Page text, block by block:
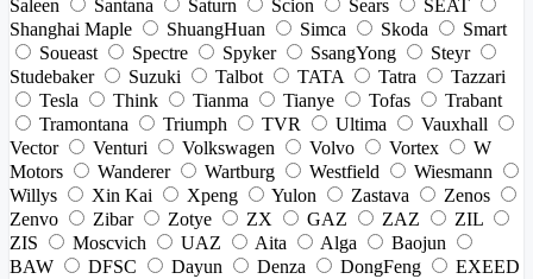
Saleen
Santana Saturn Scion Sears
SEAT
Shanghai Maple
ShuangHuan Simca Skoda
Smart
Soueast
Spectre Spyker SsangYong
Steyr
Studebaker
Suzuki Talbot TATA Tatra
Tazzari
Tesla
Think Tianma Tianye Tofas
Trabant
Tramontana
Triumph TVR Ultima
Vauxhall
Vector
Venturi Volkswagen Volvo Vortex
W
Motors
Wanderer Wartburg Westfield
Wiesmann
Willys
Xin Kai Xpeng Yulon Zastava
Zenos
Zenvo
Zibar Zotye ZX GAZ ZAZ
ZIL
ZIS
Moscvich UAZ Aita Alga
Baojun
BAW
DFSC Dayun Denza DongFeng
EXEED